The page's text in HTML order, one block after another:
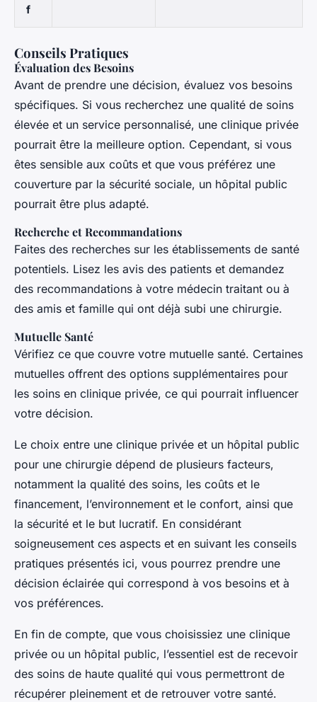
f
Conseils Pratiques
Évaluation des Besoins
Avant de prendre une décision, évaluez vos besoins
spécifiques. Si vous recherchez une qualité de soins
élevée et un service personnalisé, une clinique privée
pourrait être la meilleure option. Cependant, si vous
êtes sensible aux coûts et que vous préférez une
couverture par la sécurité sociale, un hôpital public
pourrait être plus adapté.
Recherche et Recommandations
Faites des recherches sur les établissements de santé
potentiels. Lisez les avis des patients et demandez
des recommandations à votre médecin traitant ou à
des amis et famille qui ont déjà subi une chirurgie.
Mutuelle Santé
Vérifiez ce que couvre votre mutuelle santé. Certaines
mutuelles offrent des options supplémentaires pour
les soins en clinique privée, ce qui pourrait influencer
votre décision.
Le choix entre une clinique privée et un hôpital public
pour une chirurgie dépend de plusieurs facteurs,
notamment la qualité des soins, les coûts et le
financement, l’environnement et le confort, ainsi que
la sécurité et le but lucratif. En considérant
soigneusement ces aspects et en suivant les conseils
pratiques présentés ici, vous pourrez prendre une
décision éclairée qui correspond à vos besoins et à
vos préférences.
En fin de compte, que vous choisissiez une clinique
privée ou un hôpital public, l’essentiel est de recevoir
des soins de haute qualité qui vous permettront de
récupérer pleinement et de retrouver votre santé.